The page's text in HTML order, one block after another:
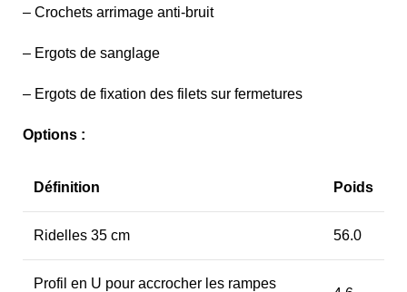
– Crochets arrimage anti-bruit
– Ergots de sanglage
– Ergots de fixation des filets sur fermetures
Options :
Définition Poids
Ridelles 35 cm 56.0
Profil en U pour accrocher les rampes